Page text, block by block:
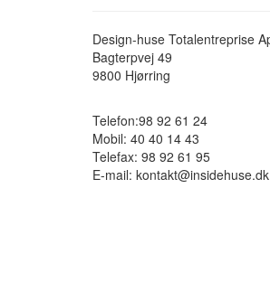
Design-huse Totalentreprise
Bagterpvej 49
9800 Hjørring
Telefon:98 92 61 24
Mobil: 40 40 14 43
Telefax: 98 92 61 95
E-mail: kontakt@insidehuse.dk